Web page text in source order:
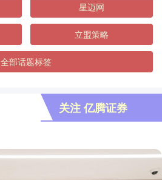
星迈网
立盟策略
全部话题标签
关注 亿腾证券